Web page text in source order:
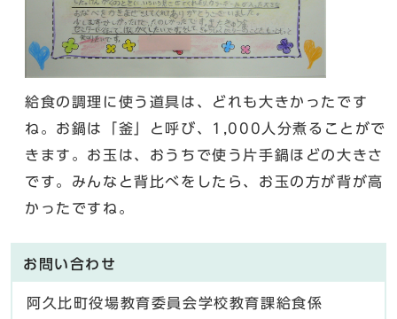
給食の調理に使う道具は、どれも大きかったです
ね。お鍋は「釜」と呼び、1,000人分煮ることがで
きます。お玉は、おうちで使う片手鍋ほどの大きさ
です。みんなと背比べをしたら、お玉の方が背が高
かったですね。
お問い合わせ
阿久比町役場教育委員会学校教育課給食係